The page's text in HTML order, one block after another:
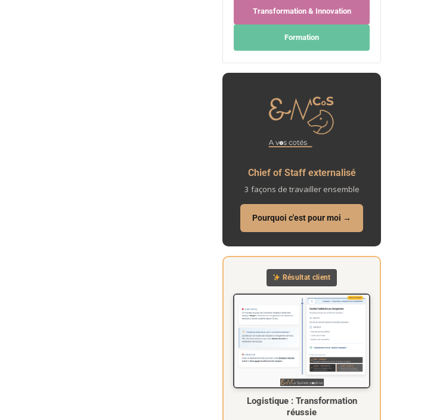
Transformation & Innovation
Formation
Chief of Staff externalisé
3 façons de travailler ensemble
Pourquoi c'est pour moi →
Résultat client
Logistique : Transformation
réussie